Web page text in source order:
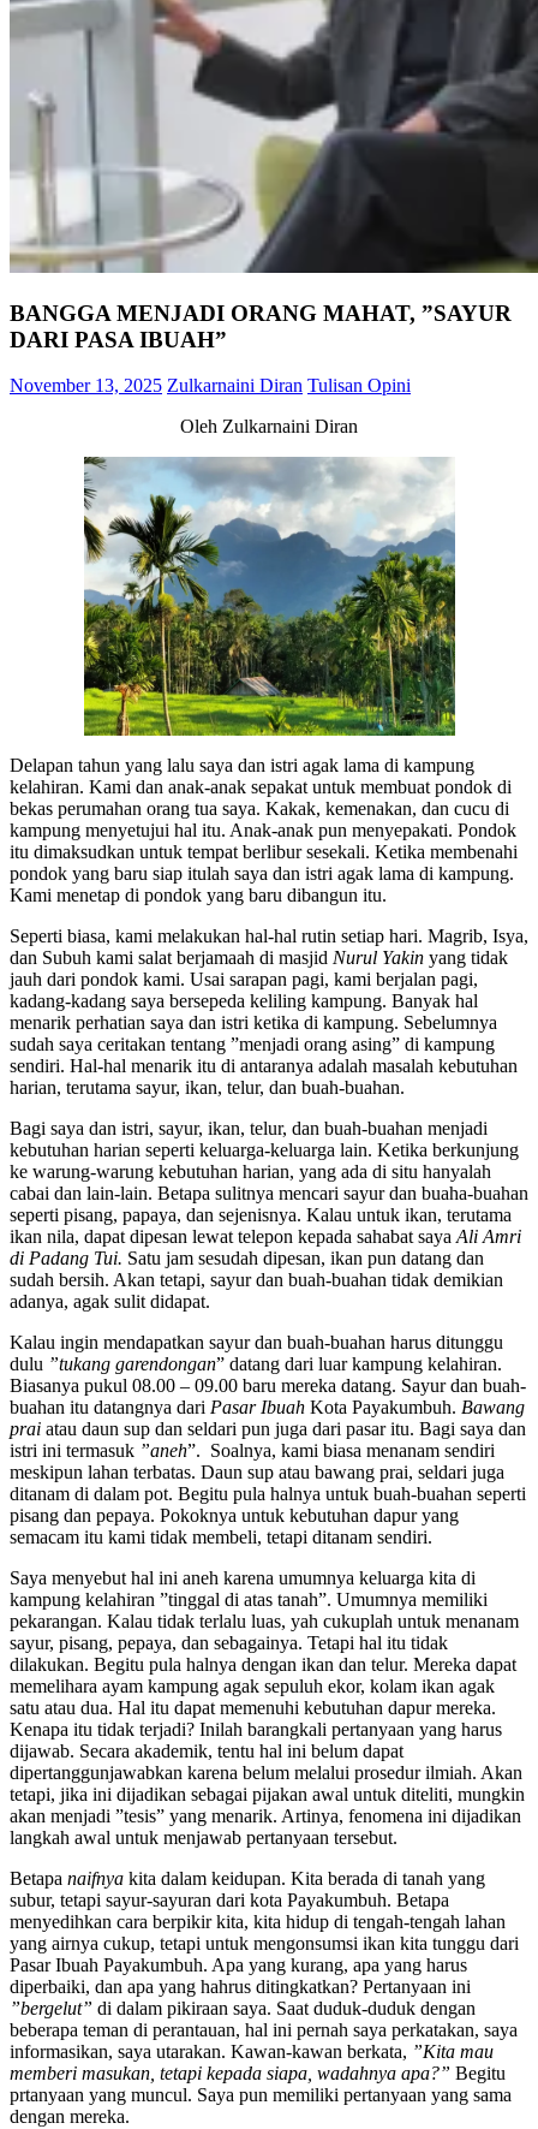
BANGGA MENJADI ORANG MAHAT, ”SAYUR
DARI PASA IBUAH”
November 13, 2025 Zulkarnaini Diran Tulisan Opini
Oleh Zulkarnaini Diran
Delapan tahun yang lalu saya dan istri agak lama di kampung
kelahiran. Kami dan anak-anak sepakat untuk membuat pondok di
bekas perumahan orang tua saya. Kakak, kemenakan, dan cucu di
kampung menyetujui hal itu. Anak-anak pun menyepakati. Pondok
itu dimaksudkan untuk tempat berlibur sesekali. Ketika membenahi
pondok yang baru siap itulah saya dan istri agak lama di kampung.
Kami menetap di pondok yang baru dibangun itu.
Seperti biasa, kami melakukan hal-hal rutin setiap hari. Magrib, Isya,
dan Subuh kami salat berjamaah di masjid Nurul Yakin yang tidak
jauh dari pondok kami. Usai sarapan pagi, kami berjalan pagi,
kadang-kadang saya bersepeda keliling kampung. Banyak hal
menarik perhatian saya dan istri ketika di kampung. Sebelumnya
sudah saya ceritakan tentang ”menjadi orang asing” di kampung
sendiri. Hal-hal menarik itu di antaranya adalah masalah kebutuhan
harian, terutama sayur, ikan, telur, dan buah-buahan.
Bagi saya dan istri, sayur, ikan, telur, dan buah-buahan menjadi
kebutuhan harian seperti keluarga-keluarga lain. Ketika berkunjung
ke warung-warung kebutuhan harian, yang ada di situ hanyalah
cabai dan lain-lain. Betapa sulitnya mencari sayur dan buaha-buahan
seperti pisang, papaya, dan sejenisnya. Kalau untuk ikan, terutama
ikan nila, dapat dipesan lewat telepon kepada sahabat sayaAli Amri
di Padang Tui. Satu jam sesudah dipesan, ikan pun datang dan
sudah bersih. Akan tetapi, sayur dan buah-buahan tidak demikian
adanya, agak sulit didapat.
Kalau ingin mendapatkan sayur dan buah-buahan harus ditunggu
dulu ”tukang garendongan” datang dari luar kampung kelahiran.
Biasanya pukul 08.00 – 09.00 baru mereka datang. Sayur dan buah-
buahan itu datangnya dari Pasar Ibuah Kota Payakumbuh. Bawang
prai atau daun sup dan seldari pun juga dari pasar itu. Bagi saya dan
istri ini termasuk ”aneh”. Soalnya, kami biasa menanam sendiri
meskipun lahan terbatas. Daun sup atau bawang prai, seldari juga
ditanam di dalam pot. Begitu pula halnya untuk buah-buahan seperti
pisang dan pepaya. Pokoknya untuk kebutuhan dapur yang
semacam itu kami tidak membeli, tetapi ditanam sendiri.
Saya menyebut hal ini aneh karena umumnya keluarga kita di
kampung kelahiran ”tinggal di atas tanah”. Umumnya memiliki
pekarangan. Kalau tidak terlalu luas, yah cukuplah untuk menanam
sayur, pisang, pepaya, dan sebagainya. Tetapi hal itu tidak
dilakukan. Begitu pula halnya dengan ikan dan telur. Mereka dapat
memelihara ayam kampung agak sepuluh ekor, kolam ikan agak
satu atau dua. Hal itu dapat memenuhi kebutuhan dapur mereka.
Kenapa itu tidak terjadi? Inilah barangkali pertanyaan yang harus
dijawab. Secara akademik, tentu hal ini belum dapat
dipertanggunjawabkan karena belum melalui prosedur ilmiah. Akan
tetapi, jika ini dijadikan sebagai pijakan awal untuk diteliti, mungkin
akan menjadi ”tesis” yang menarik. Artinya, fenomena ini dijadikan
langkah awal untuk menjawab pertanyaan tersebut.
Betapa naifnya kita dalam keidupan. Kita berada di tanah yang
subur, tetapi sayur-sayuran dari kota Payakumbuh. Betapa
menyedihkan cara berpikir kita, kita hidup di tengah-tengah lahan
yang airnya cukup, tetapi untuk mengonsumsi ikan kita tunggu dari
Pasar Ibuah Payakumbuh. Apa yang kurang, apa yang harus
diperbaiki, dan apa yang hahrus ditingkatkan? Pertanyaan ini
”bergelut” di dalam pikiraan saya. Saat duduk-duduk dengan
beberapa teman di perantauan, hal ini pernah saya perkatakan, saya
informasikan, saya utarakan. Kawan-kawan berkata, ”Kita mau
memberi masukan, tetapi kepada siapa, wadahnya apa?” Begitu
prtanyaan yang muncul. Saya pun memiliki pertanyaan yang sama
dengan mereka.